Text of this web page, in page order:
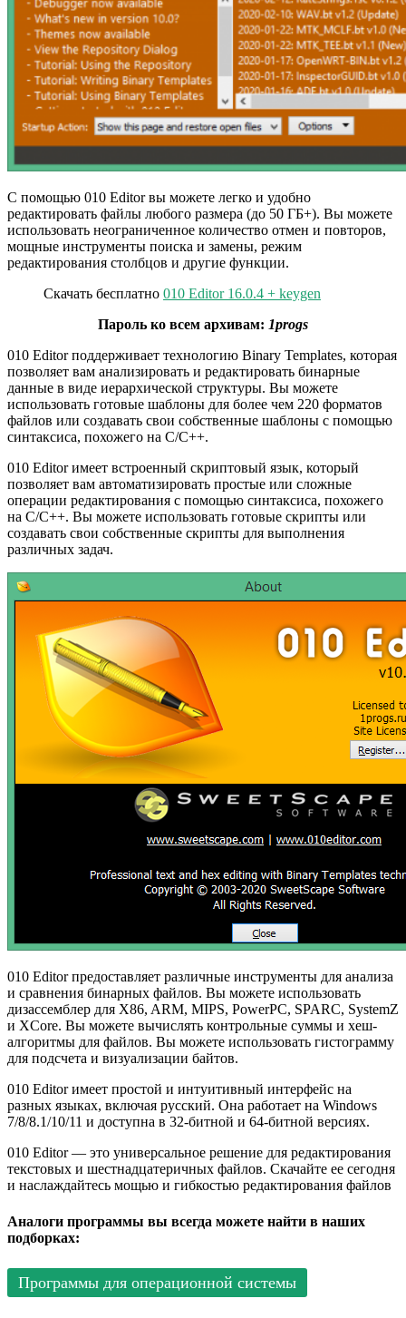
С помощью 010 Editor вы можете легко и удобно
редактировать файлы любого размера (до 50 ГБ+). Вы можете
использовать неограниченное количество отмен и повторов,
мощные инструменты поиска и замены, режим
редактирования столбцов и другие функции.
Скачать бесплатно 010 Editor 16.0.4 + keygen
Пароль ко всем архивам: 1progs
010 Editor поддерживает технологию Binary Templates, которая
позволяет вам анализировать и редактировать бинарные
данные в виде иерархической структуры. Вы можете
использовать готовые шаблоны для более чем 220 форматов
файлов или создавать свои собственные шаблоны с помощью
синтаксиса, похожего на C/C++.
010 Editor имеет встроенный скриптовый язык, который
позволяет вам автоматизировать простые или сложные
операции редактирования с помощью синтаксиса, похожего
на C/C++. Вы можете использовать готовые скрипты или
создавать свои собственные скрипты для выполнения
различных задач.
010 Editor предоставляет различные инструменты для анализа
и сравнения бинарных файлов. Вы можете использовать
дизассемблер для X86, ARM, MIPS, PowerPC, SPARC, SystemZ
и XCore. Вы можете вычислять контрольные суммы и хеш-
алгоритмы для файлов. Вы можете использовать гистограмму
для подсчета и визуализации байтов.
010 Editor имеет простой и интуитивный интерфейс на
разных языках, включая русский. Она работает на Windows
7/8/8.1/10/11 и доступна в 32-битной и 64-битной версиях.
010 Editor — это универсальное решение для редактирования
текстовых и шестнадцатеричных файлов. Скачайте ее сегодня
и наслаждайтесь мощью и гибкостью редактирования файлов
Аналоги программы вы всегда можете найти в наших
подборках:
Программы для операционной системы